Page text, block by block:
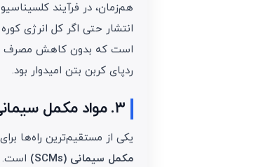
انتشار حتی اگر کل انرژی
است که بدون کاهش مصرف
ردپای کربن بتن امیدوار بود.
۳. مواد مکمل سیمانی (SCM) و کاهش سریع کربن نهفته
یکی از مستقیم‌ترین راه‌ها
مکمل سیمانی (SCMs)
است.